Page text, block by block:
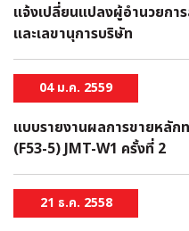
แจ้งเปลี่ยนแปลงผู้อำนวยกา
และเลขานุการบริษัท
04 ม.ค. 2559
แบบรายงานผลการขายหลั
(F53-5) JMT-W1 ครั้งที่ 2
21 ธ.ค. 2558